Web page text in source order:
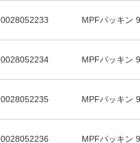
0028052233 MPFパッキン
0028052234 MPFパッキン
0028052235 MPFパッキン
0028052236 MPFパッキン